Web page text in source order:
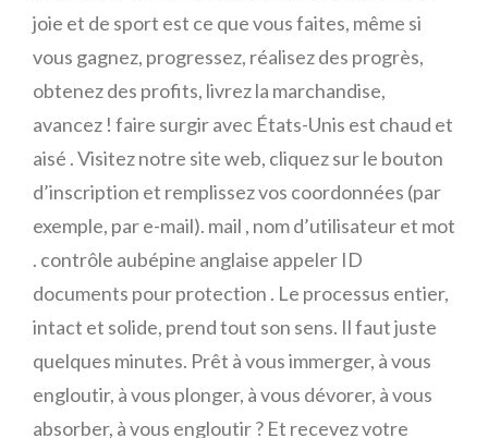
joie et de sport est ce que vous faites, même si
vous gagnez, progressez, réalisez des progrès,
obtenez des profits, livrez la marchandise,
avancez ! faire surgir avec États-Unis est chaud et
aisé . Visitez notre site web, cliquez sur le bouton
d’inscription et remplissez vos coordonnées (par
exemple, par e-mail). mail , nom d’utilisateur et mot
. contrôle aubépine anglaise appeler ID
documents pour protection . Le processus entier,
intact et solide, prend tout son sens. Il faut juste
quelques minutes. Prêt à vous immerger, à vous
engloutir, à vous plonger, à vous dévorer, à vous
absorber, à vous engloutir ? Et recevez votre